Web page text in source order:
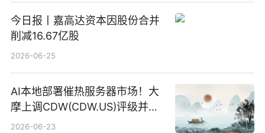
今日报丨嘉高达资本因股份合并
削减16.67亿股
2026-06-25
AI本地部署催热服务器市场！大
摩上调CDW(CDW.US)评级并看
高IBM(IBM.US)戴尔(DELL.US)
2026-06-23